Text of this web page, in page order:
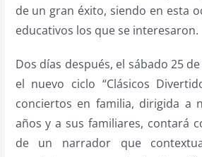
de un gran éxito, siendo en esta
educativos los que se interesaron.
Dos días después, el sábado 25
el nuevo ciclo “Clásicos
conciertos en familia, dirigida a
años y a sus familiares, contará
de un narrador que